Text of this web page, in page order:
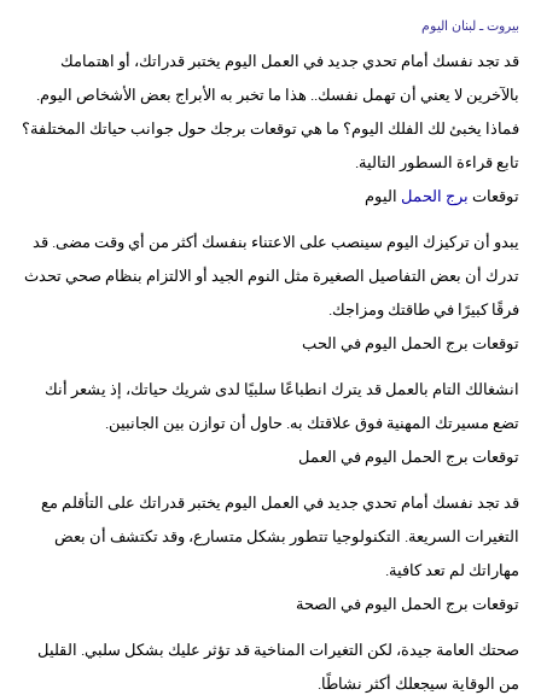
أزياء
إسلامية
بيئة
بيروت ـ لبنان اليوم
قد تجد نفسك أمام تحدي جديد في العمل اليوم يختبر قدراتك، أو اهتمامك
بالآخرين لا يعني أن تهمل نفسك.. هذا ما تخبر به الأبراج بعض الأشخاص اليوم.
فماذا يخبئ لك الفلك اليوم؟ ما هي توقعات برجك حول جوانب حياتك المختلفة؟
تابع قراءة السطور التالية.
توقعات برج الحمل اليوم
يبدو أن تركيزك اليوم سينصب على الاعتناء بنفسك أكثر من أي وقت مضى. قد
تدرك أن بعض التفاصيل الصغيرة مثل النوم الجيد أو الالتزام بنظام صحي تحدث
فرقًا كبيرًا في طاقتك ومزاجك.
توقعات برج الحمل اليوم في الحب
انشغالك التام بالعمل قد يترك انطباعًا سلبيًا لدى شريك حياتك، إذ يشعر أنك
تضع مسيرتك المهنية فوق علاقتك به. حاول أن توازن بين الجانبين.
توقعات برج الحمل اليوم في العمل
قد تجد نفسك أمام تحدي جديد في العمل اليوم يختبر قدراتك على التأقلم مع
التغيرات السريعة. التكنولوجيا تتطور بشكل متسارع، وقد تكتشف أن بعض
مهاراتك لم تعد كافية.
توقعات برج الحمل اليوم في الصحة
صحتك العامة جيدة، لكن التغيرات المناخية قد تؤثر عليك بشكل سلبي. القليل
من الوقاية سيجعلك أكثر نشاطًا.